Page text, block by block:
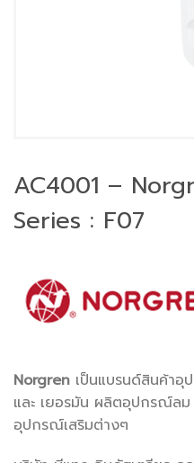
AC4001 –
Series : F07
Norgren เป็นแบรนด์สินค้าอุ
และ เยอรมัน ผลิตอุปกรณ์
อุปกรณ์เสริมต่างๆ